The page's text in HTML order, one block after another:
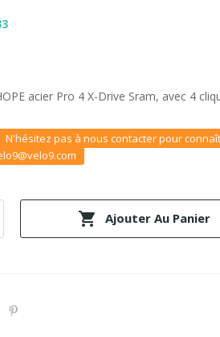
acier Pro 4 X-Drive Sram, avec 4
N'hésitez pas à nous contacter pour
 Ajouter Au Panier